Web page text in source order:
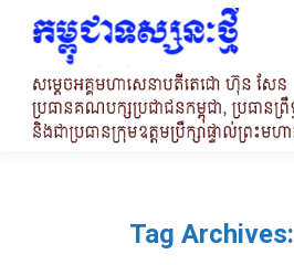
Tag Archives: